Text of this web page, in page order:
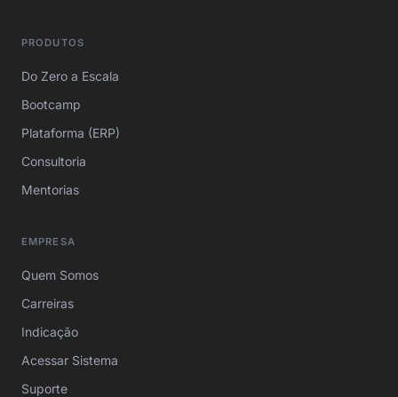
PRODUTOS
Do Zero a Escala
Bootcamp
Plataforma (ERP)
Consultoria
Mentorias
EMPRESA
Quem Somos
Carreiras
Indicação
Acessar Sistema
Suporte